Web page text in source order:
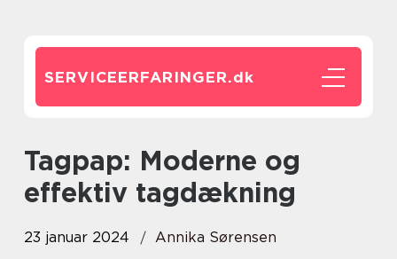
SERVICEERFARINGER.dk
Tagpap: Moderne og
effektiv tagdækning
23 januar 2024
Annika Sørensen